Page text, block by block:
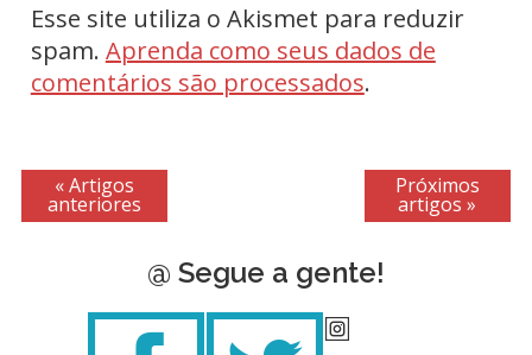
Esse site utiliza o Akismet para reduzir
spam. Aprenda como seus dados de
comentários são processados.
« Artigos
anteriores
Próximos
artigos »
@ Segue a gente!